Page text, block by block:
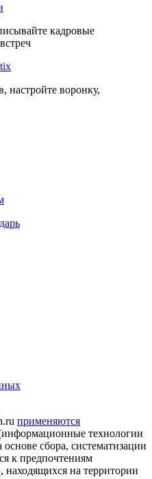
кадровые
настройте воронку,
применяются
технологии
сбора, систематизации
к предпочтениям
находящихся на территории